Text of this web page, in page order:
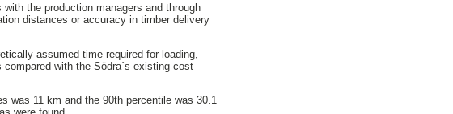
the production managers and through
distances or accuracy in timber delivery
assumed time required for loading,
with the Södra´s existing cost
was 11 km and the 90th percentile was 30.1